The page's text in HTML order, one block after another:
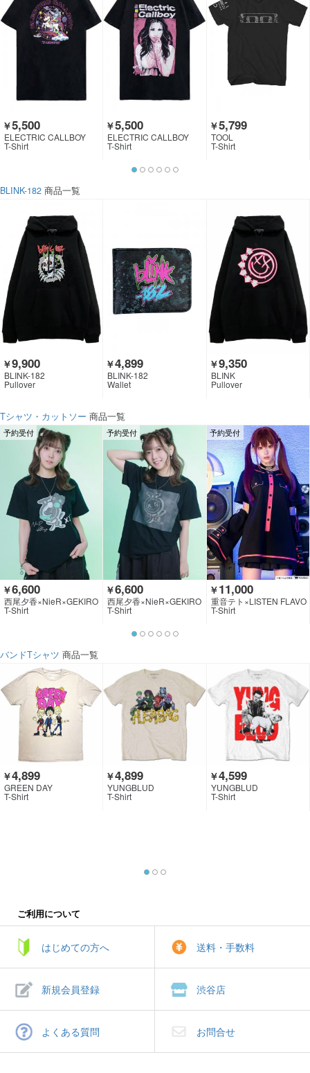
￥5,500
ELECTRIC CALLBOY
T-Shirt
￥5,500
ELECTRIC CALLBOY
T-Shirt
￥5,799
TOOL
T-Shirt
BLINK-182 商品一覧
￥9,900
BLINK-182
Pullover
￥4,899
BLINK-182
Wallet
￥9,350
BLINK
Pullover
Tシャツ・カットソー 商品一覧
予約受付
￥6,600
西尾夕香×NieR×GEKIRO
CK CLOTHING
T-Shirt
予約受付
￥6,600
西尾夕香×NieR×GEKIRO
CK CLOTHING
T-Shirt
予約受付
￥11,000
重音テト×LISTEN FLAVO
R
T-Shirt
バンドTシャツ 商品一覧
￥4,899
GREEN DAY
T-Shirt
￥4,899
YUNGBLUD
T-Shirt
￥4,599
YUNGBLUD
T-Shirt
ご利用について
はじめての方へ 送料・手数料
新規会員登録 渋谷店
よくある質問 お問合せ